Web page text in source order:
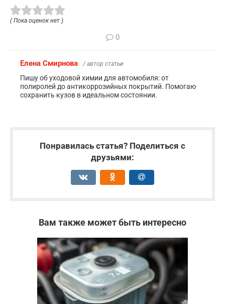
( Пока оценок нет )
0
Елена Смирнова / автор статьи
Пишу об уходовой химии для автомобиля: от
полиролей до антикоррозийных покрытий. Помогаю
сохранить кузов в идеальном состоянии.
Понравилась статья? Поделиться с
друзьями:
Вам также может быть интересно